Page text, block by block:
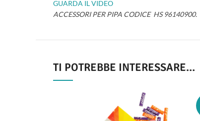
GUARDA IL VIDEO
ACCESSORI PER PIPA CODICE HS 96140900.
TI POTREBBE INTERESSARE…